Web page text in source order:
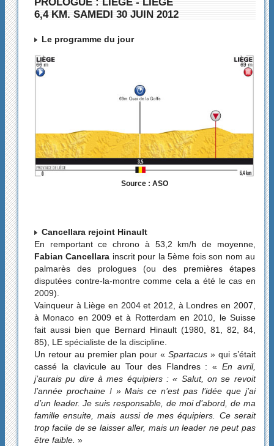
6,4 KM. SAMEDI 30 JUIN 2012
Le programme du jour
Source : ASO
Cancellara rejoint Hinault
En remportant ce chrono à 53,2 km/h de moyenne,
Fabian Cancellara inscrit pour la 5ème fois son nom au
palmarès des prologues (ou des premières étapes
disputées contre-la-montre comme cela a été le cas en
2009).
Vainqueur à Liège en 2004 et 2012, à Londres en 2007,
à Monaco en 2009 et à Rotterdam en 2010, le Suisse
fait aussi bien que Bernard Hinault (1980, 81, 82, 84,
85), LE spécialiste de la discipline.
Un retour au premier plan pour «Spartacus » qui s’était
cassé la clavicule au Tour des Flandres : « En avril,
j’aurais pu dire à mes équipiers : « Salut, on se revoit
l’année prochaine ! » Mais ce n’est pas l’idée que j’ai
d’un leader. Je suis responsable, de moi d’abord, de ma
famille ensuite, mais aussi de mes équipiers. Ce serait
trop facile de se laisser aller, mais un leader ne peut pas
être faible. »